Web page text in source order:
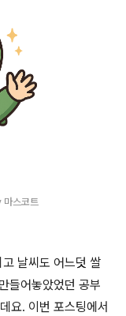
스코트
날씨도 어느덧 쌀
들어놓았었던 공부
요. 이번 포스팅에서